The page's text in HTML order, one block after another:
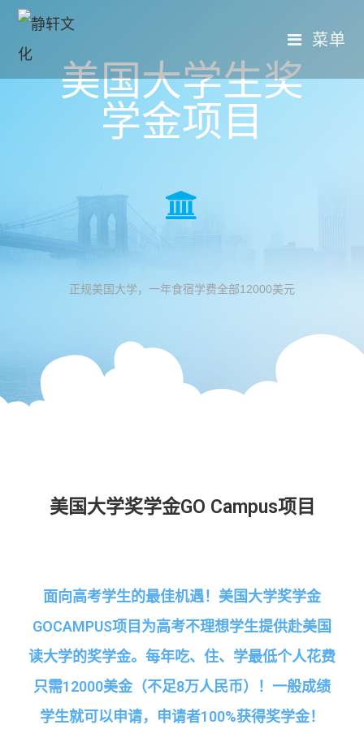
菜单
美国大学生奖
学金项目
正规美国大学，一年食宿学费全部12000美元
美国大学奖学金GO Campus项目
面向高考学生的最佳机遇！美国大学奖学金
GOCAMPUS项目为高考不理想学生提供赴美国
读大学的奖学金。每年吃、住、学最低个人花费
只需12000美金（不足8万人民币）！一般成绩
学生就可以申请，申请者100%获得奖学金！